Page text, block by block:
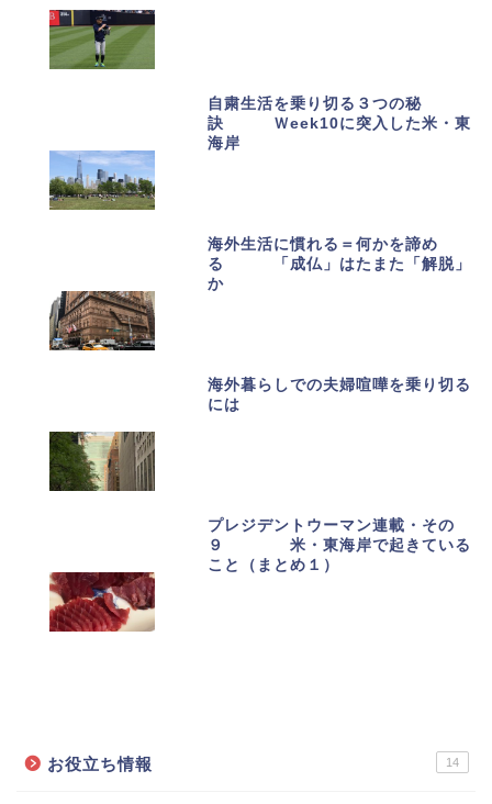
自粛生活を乗り切る３つの秘
訣 Ｗeek10に突入した米・東
海岸
海外生活に慣れる＝何かを諦め
る 「成仏」はたまた「解脱」
か
海外暮らしでの夫婦喧嘩を乗り切る
には
プレジデントウーマン連載・その
９ 米・東海岸で起きている
こと（まとめ１）
お役立ち情報 14